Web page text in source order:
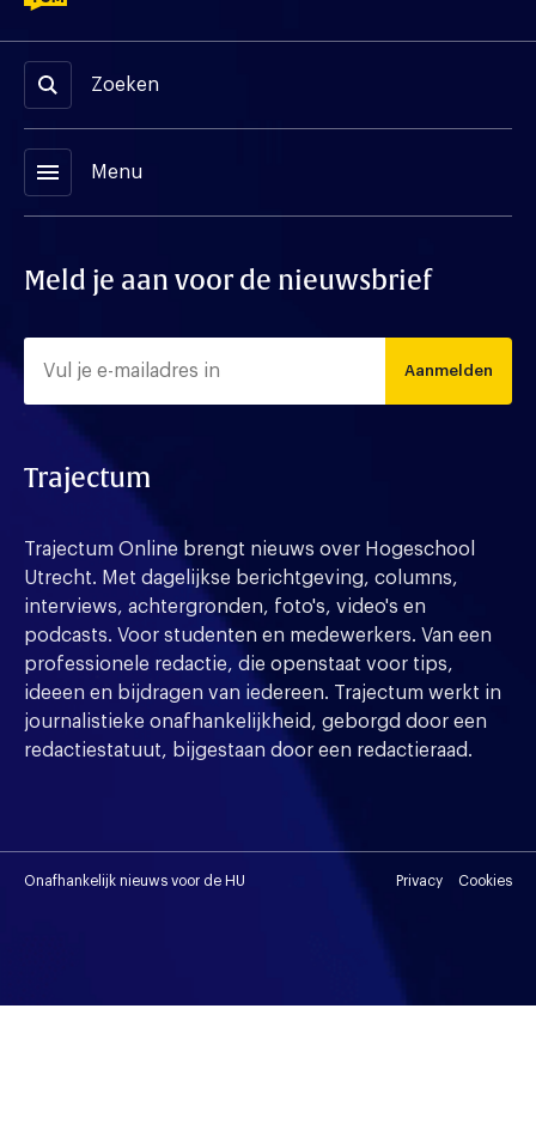
Zoeken
menu Menu
Meld je aan voor de nieuwsbrief
Aanmelden
Trajectum
Trajectum Online brengt nieuws over Hogeschool
Utrecht. Met dagelijkse berichtgeving, columns,
interviews, achtergronden, foto's, video's en
podcasts. Voor studenten en medewerkers. Van een
professionele redactie, die openstaat voor tips,
ideeen en bijdragen van iedereen. Trajectum werkt in
journalistieke onafhankelijkheid, geborgd door een
redactiestatuut, bijgestaan door een redactieraad.
Onafhankelijk nieuws voor de HU Privacy Cookies